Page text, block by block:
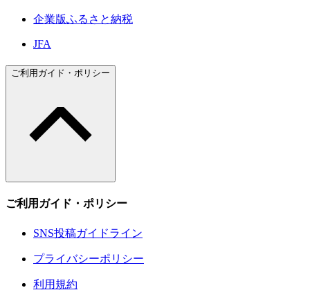
企業版ふるさと納税
JFA
ご利用ガイド・ポリシー
ご利用ガイド・ポリシー
SNS投稿ガイドライン
プライバシーポリシー
利用規約